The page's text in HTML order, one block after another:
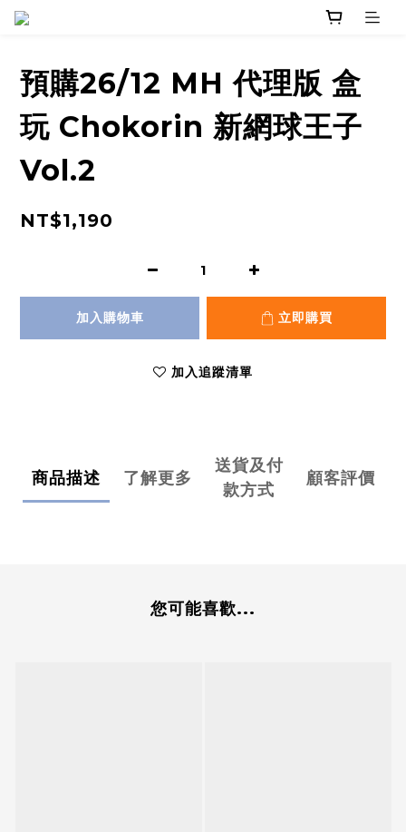
預購26/12 MH 代理版 盒
玩 Chokorin 新網球王子
Vol.2
NT$1,190
加入購物車 立即購買
加入追蹤清單
商品描述 了解更多
送貨及付
款方式
顧客評價
您可能喜歡...